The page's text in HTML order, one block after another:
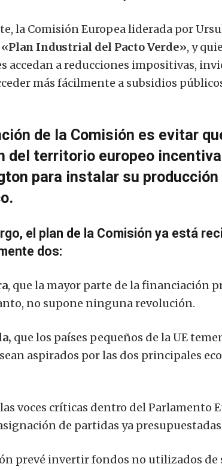
la Comisión Europea liderada por
«Plan Industrial del Pacto Verde», y
accedan a reducciones impositivas,
más fácilmente a subsidios
de la Comisión es evitar
del territorio europeo
para instalar su producción
el plan de la Comisión ya está
dos:
, que la mayor parte de la financiación
no supone ninguna revolución.
que los países pequeños de la UE
aspirados por las dos principales
voces críticas dentro del Parlamento
de partidas ya
prevé invertir fondos no utilizados de